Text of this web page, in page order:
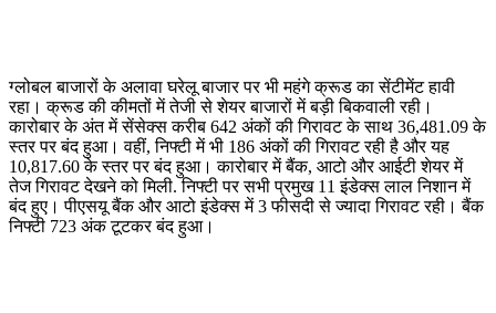
ग्लोबल बाजारों के अलावा घरेलू बाजार पर भी महंगे क्रूड का सेंटीमेंट हावी
रहा। क्रूड की कीमतों में तेजी से शेयर बाजारों में बड़ी बिकवाली रही।
कारोबार के अंत में सेंसेक्स करीब 642 अंकों की गिरावट के साथ 36,481.09 के
स्तर पर बंद हुआ। वहीं, निफ्टी में भी 186 अंकों की गिरावट रही है और यह
10,817.60 के स्तर पर बंद हुआ। कारोबार में बैंक, आटो और आईटी शेयर में
तेज गिरावट देखने को मिली. निफ्टी पर सभी प्रमुख 11 इंडेक्स लाल निशान में
बंद हुए। पीएसयू बैंक और आटो इंडेक्स में 3 फीसदी से ज्यादा गिरावट रही। बैंक
निफ्टी 723 अंक टूटकर बंद हुआ।